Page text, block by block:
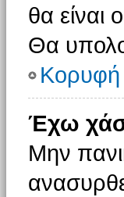
θα είναι
Θα
Κορυφή
Έχω
Μην